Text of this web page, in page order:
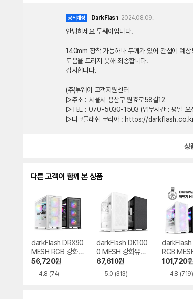
공식계정 DarkFlash 2024.08.09.
안녕하세요 투웨이입니다.
140mm 장착 가능하나 두께가 있어 간섭이 예상
도움을 드리지 못해 죄송합니다.
감사합니다.
(주)투웨이 고객지원센터
▷주소 : 서울시 용산구 원효로58길12
▷TEL : 070-5030-1503 (업무시간 : 평일
▷다크플래쉬 코리아 : https://
상
다른 고객이 함께 본 상품
darkFlash DRX90
MESH RGB 강화유
리 블랙
56,720원
4.8 (74)
darkFlash DK100
0 MESH 강화유리
블랙
67,610원
5.0 (313)
darkFlash
RGB
리 화이트
101,720원
4.8 (719)